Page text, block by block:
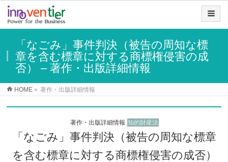
「なごみ」事件判決（被告の周知な標
章を含む標章に対する商標権侵害の成
否） – 著作・出版詳細情報
HOME » 著作・出版詳細情報
著作・出版詳細情報 知的財産法
「なごみ」事件判決（被告の周知な標章
を含む標章に対する商標権侵害の成否）